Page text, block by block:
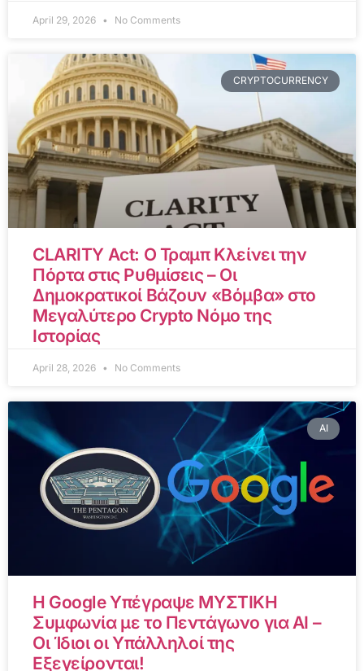
April 29, 2026 No Comments
CRYPTOCURRENCY
CLARITY Act: Ο Τραμπ Κλείνει την
Πόρτα στις Ρυθμίσεις – Οι
Δημοκρατικοί Βάζουν «Βόμβα» στο
Μεγαλύτερο Crypto Νόμο της
Ιστορίας
April 28, 2026 No Comments
AI
Η Google Υπέγραψε ΜΥΣΤΙΚΗ
Συμφωνία με το Πεντάγωνο για AI –
Οι Ίδιοι οι Υπάλληλοί της
Εξεγείρονται!